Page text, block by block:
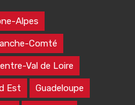
Alpes
Comté
Val de Loire
Est Guadeloupe